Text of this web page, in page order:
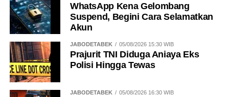
WhatsApp Kena Gelombang
Suspend, Begini Cara Selamatkan
Akun
JABODETABEK 05/08/2026 15:30 WIB
Prajurit TNI Diduga Aniaya Eks
Polisi Hingga Tewas
JABODETABEK 05/08/2026 16:30 WIB